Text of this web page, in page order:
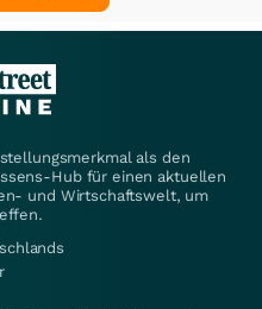
als den
Hub für einen aktuellen
und Wirtschaftswelt, um